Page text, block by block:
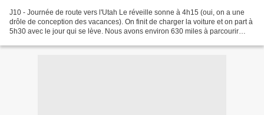
J10 - Journée de route vers l'Utah Le réveille sonne à 4h15 (oui, on a une
drôle de conception des vacances). On finit de charger la voiture et on part à
5h30 avec le jour qui se lève. Nous avons environ 630 miles à parcourir